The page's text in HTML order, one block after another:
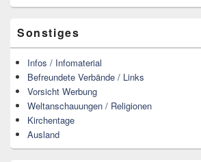
Sonstiges
Infos / Infomaterial
Befreundete Verbände / Links
Vorsicht Werbung
Weltanschauungen / Religionen
Kirchentage
Ausland